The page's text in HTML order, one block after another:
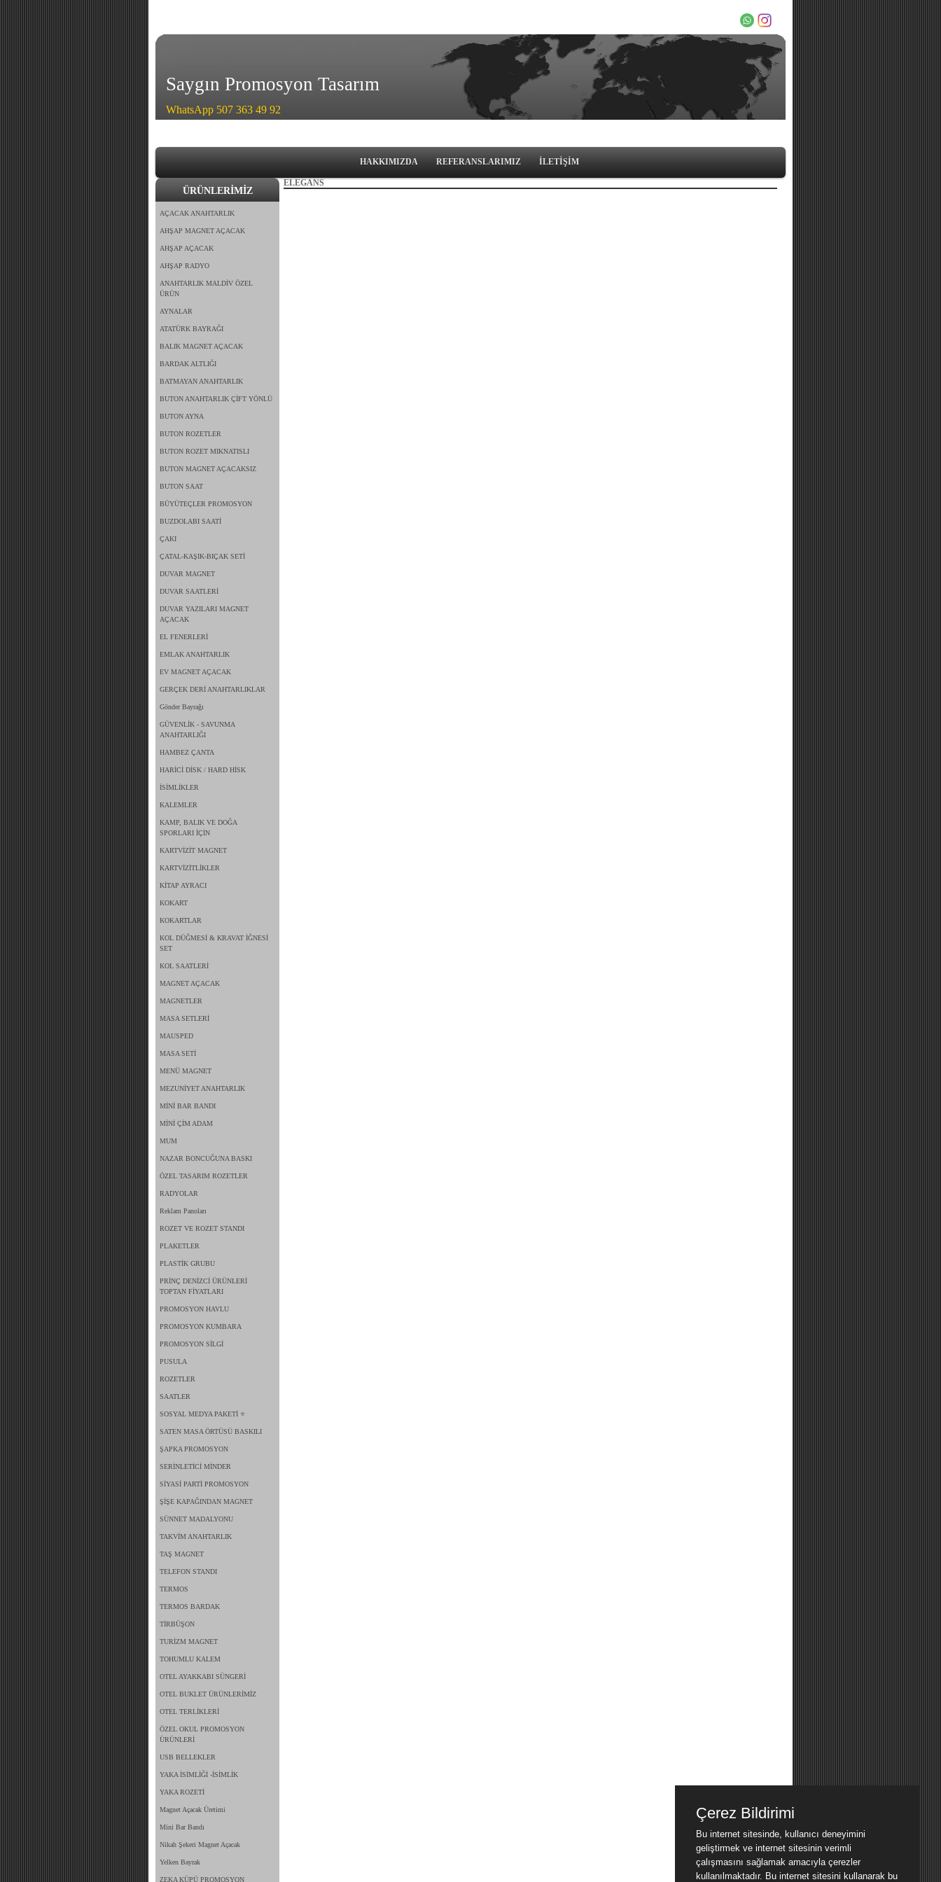
Saygın Promosyon Tasarım
WhatsApp 507 363 49 92
HAKKIMIZDA REFERANSLARIMIZ İLETİŞİM
ÜRÜNLERİMİZ
AÇACAK ANAHTARLIK
AHŞAP MAGNET AÇACAK
AHŞAP AÇACAK
AHŞAP RADYO
ANAHTARLIK MALDİV ÖZEL
ÜRÜN
AYNALAR
ATATÜRK BAYRAĞI
BALIK MAGNET AÇACAK
BARDAK ALTLIĞI
BATMAYAN ANAHTARLIK
BUTON ANAHTARLIK ÇİFT YÖNLÜ
BUTON AYNA
BUTON ROZETLER
BUTON ROZET MIKNATISLI
BUTON MAGNET AÇACAKSIZ
BUTON SAAT
BÜYÜTEÇLER PROMOSYON
BUZDOLABI SAATİ
ÇAKI
ÇATAL-KAŞIK-BIÇAK SETİ
DUVAR MAGNET
DUVAR SAATLERİ
DUVAR YAZILARI MAGNET
AÇACAK
EL FENERLERİ
EMLAK ANAHTARLIK
EV MAGNET AÇACAK
GERÇEK DERİ ANAHTARLIKLAR
Gönder Bayrağı
GÜVENLİK - SAVUNMA
ANAHTARLIĞI
HAMBEZ ÇANTA
HARİCİ DİSK / HARD HİSK
İSİMLİKLER
KALEMLER
KAMP, BALIK VE DOĞA
SPORLARI İÇİN
KARTVİZİT MAGNET
KARTVİZİTLİKLER
KİTAP AYRACI
KOKART
KOKARTLAR
KOL DÜĞMESİ & KRAVAT İĞNESİ
SET
KOL SAATLERİ
MAGNET AÇACAK
MAGNETLER
MASA SETLERİ
MAUSPED
MASA SETİ
MENÜ MAGNET
MEZUNİYET ANAHTARLIK
MİNİ BAR BANDI
MİNİ ÇİM ADAM
MUM
NAZAR BONCUĞUNA BASKI
ÖZEL TASARIM ROZETLER
RADYOLAR
Reklam Panoları
ROZET VE ROZET STANDI
PLAKETLER
PLASTİK GRUBU
PRİNÇ DENİZCİ ÜRÜNLERİ
TOPTAN FİYATLARI
PROMOSYON HAVLU
PROMOSYON KUMBARA
PROMOSYON SİLGİ
PUSULA
ROZETLER
SAATLER
SOSYAL MEDYA PAKETİ ⭐
SATEN MASA ÖRTÜSÜ BASKILI
ŞAPKA PROMOSYON
SERİNLETİCİ MİNDER
SİYASİ PARTİ PROMOSYON
ŞİŞE KAPAĞINDAN MAGNET
SÜNNET MADALYONU
TAKVİM ANAHTARLIK
TAŞ MAGNET
TELEFON STANDI
TERMOS
TERMOS BARDAK
TİRBÜŞON
TURİZM MAGNET
TOHUMLU KALEM
OTEL AYAKKABI SÜNGERİ
OTEL BUKLET ÜRÜNLERİMİZ
OTEL TERLİKLERİ
ÖZEL OKUL PROMOSYON
ÜRÜNLERİ
USB BELLEKLER
YAKA İSİMLİĞİ -İSİMLİK
YAKA ROZETİ
Magnet Açacak Üretimi
Mini Bar Bandı
Nikah Şekeri Magnet Açacak
Yelken Bayrak
ZEKA KÜPÜ PROMOSYON
ELEGANS
Çerez Bildirimi
Bu internet sitesinde, kullanıcı deneyimini
geliştirmek ve internet sitesinin verimli
çalışmasını sağlamak amacıyla çerezler
kullanılmaktadır. Bu internet sitesini kullanarak bu